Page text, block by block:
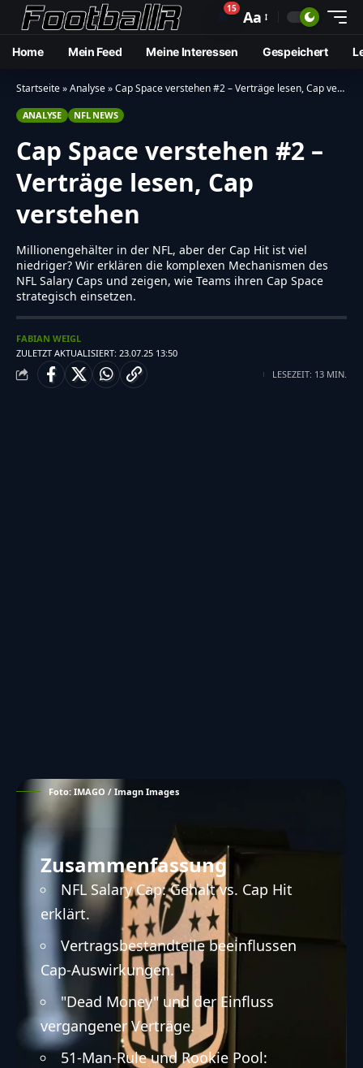
🔔15 Aa
Home Mein Feed Meine Interessen Gespeichert
Startseite»Analyse»Cap Space verstehen #2 – Verträge lesen, Cap verstehen
ANALYSE NFL NEWS
Cap Space verstehen #2 –
Verträge lesen, Cap
verstehen
Millionengehälter in der NFL, aber der Cap Hit ist viel
niedriger? Wir erklären die komplexen Mechanismen des
NFL Salary Caps und zeigen, wie Teams ihren Cap Space
strategisch einsetzen.
ZULETZT AKTUALISIERT: 23.07.25 13:50
FABIAN WEIGL
LESEZEIT: 13 MIN.
Foto: IMAGO / Imagn Images
Zusammenfassung
NFL Salary Cap: Gehalt vs. Cap Hit
erklärt.
Vertragsbestandteile beeinflussen
Cap-Auswirkungen.
"Dead Money" und der Einfluss
vergangener Verträge.
51-Man-Rule und Rookie Pool: